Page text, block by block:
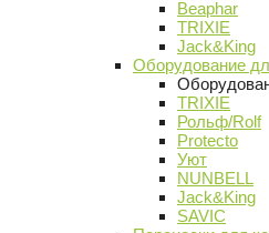
Beaphar
TRIXIE
Jack&King
Оборудование
TRIXIE
Рольф/Rolf
Protecto
Уют
NUNBELL
Jack&King
SAVIC